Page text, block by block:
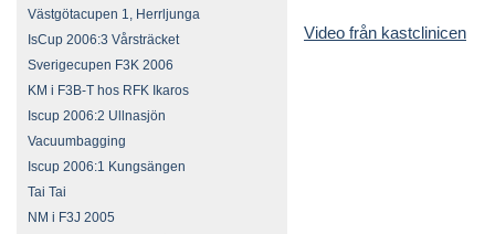
Västgötacupen 1, Herrljunga
IsCup 2006:3 Vårsträcket
Sverigecupen F3K 2006
KM i F3B-T hos RFK Ikaros
Iscup 2006:2 Ullnasjön
Vacuumbagging
Iscup 2006:1 Kungsängen
Tai Tai
NM i F3J 2005
Video från kastclinicen